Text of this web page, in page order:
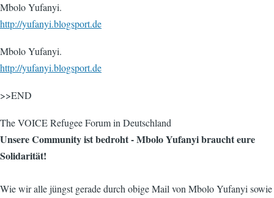
Mbolo Yufanyi.
http://yufanyi.blogsport.de
Mbolo Yufanyi.
http://yufanyi.blogsport.de
>>END
The VOICE Refugee Forum in Deutschland
Unsere Community ist bedroht - Mbolo Yufanyi braucht eure
Solidarität!
Wie wir alle jüngst gerade durch obige Mail von Mbolo Yufanyi sowie